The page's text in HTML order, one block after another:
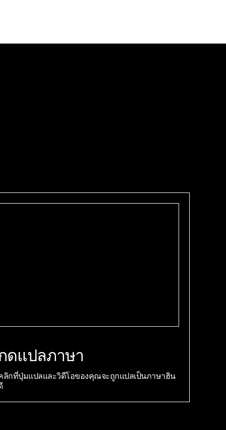
ดแปลภาษา
ลิกที่ปุ่มแปลและวิดีโอของคุณจะถูกแปลเป็นภาษาฮิน